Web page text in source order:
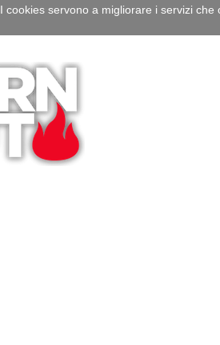
I cookies servono a migliorare i servizi